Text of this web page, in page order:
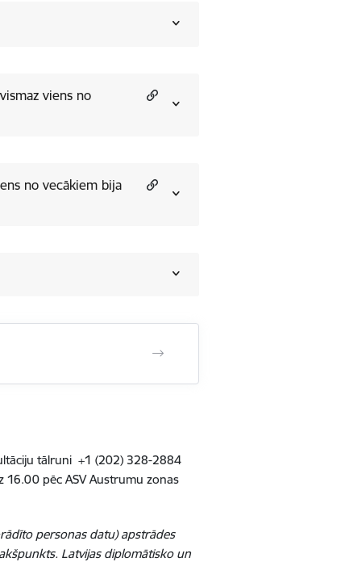
viens no
no vecākiem bija
tālruni +1 (202) 328-2884
pēc ASV Austrumu zonas
personas datu) apstrādes
Latvijas diplomātisko un